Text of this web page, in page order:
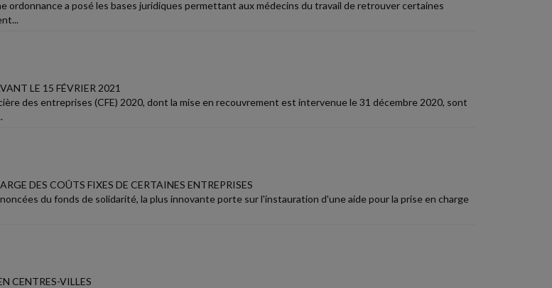
ordonnance a posé les bases juridiques permettant aux médecins du travail de retrouver certaines
LE 15 FÉVRIER 2021
des entreprises (CFE) 2020, dont la mise en recouvrement est intervenue le 31 décembre 2020, sont
DES COÛTS FIXES DE CERTAINES ENTREPRISES
du fonds de solidarité, la plus innovante porte sur l'instauration d'une aide pour la prise en charge
CENTRES-VILLES